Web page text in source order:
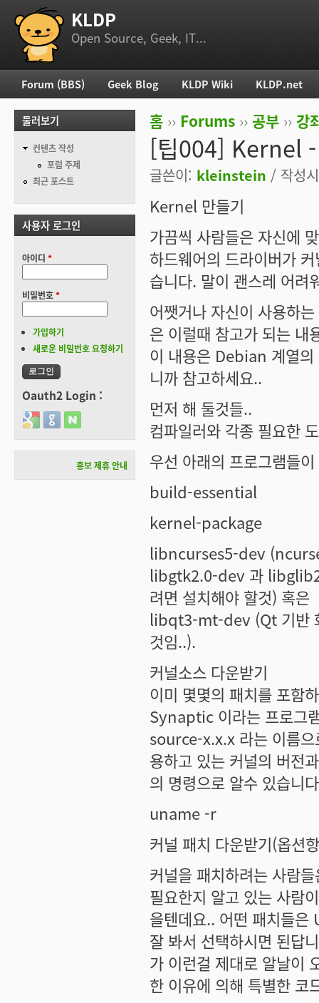
부 메뉴 KLDP
Open Source, Geek, IT...
현재 위치
홈 ›› Forums ›› 공부 ›› 강
[팁004] Kernel
글쓴이: kleinstein / 작성
Kernel 만들기
가끔씩 사람들은 자신에
하드웨어의 드라이버가
습니다. 말이 괜스레 어려
어쨋거나 자신이 사용하
은 이럴때 참고가 되는 내
이 내용은 Debian 계열
니까 참고하세요..
먼저 해 둘것들..
컴파일러와 각종 필요한
우선 아래의 프로그램들
build-essential
kernel-package
libncurses5-dev
libgtk2.0-dev 과
려면 설치해야 할것) 혹은
libqt3-mt-dev (Qt 기반
것임..).
커널소스 다운받기
이미 몇몇의 패치를 포
Synaptic 이라는 프로그
source-x.x.x 라는 이름으
용하고 있는 커널의 버전
의 명령으로 알수 있습니
uname -r
커널 패치 다운받기(옵션
커널을 패치하려는 사람
필요한지 알고 있는 사람
을텐데요.. 어떤 패치들
잘 봐서 선택하시면 된답
가 이런걸 제대로 알날이
한 이유에 의해 특별한 코
주 메뉴
Forum (BBS) Geek Blog KLDP Wiki KLDP.net
둘러보기
컨텐츠 작성
포럼 주제
최근 포스트
사용자 로그인
아이디 *
비밀번호*
가입하기
새로운 비밀번호 요청하기
Oauth2 Login :
Login with Google
Login with GitHub
Login with Naver
홍보 제휴 안내